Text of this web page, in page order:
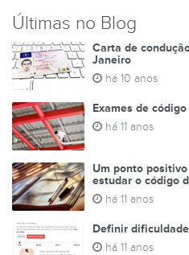
Últimas no Blog
Carta de
Janeiro
há 10 anos
Exames de
há 11 anos
Um ponto
estudar o código
há 11 anos
Definir
há 11 anos